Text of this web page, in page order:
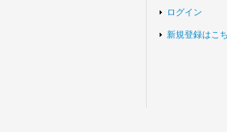
ログイン
新規登録はこ